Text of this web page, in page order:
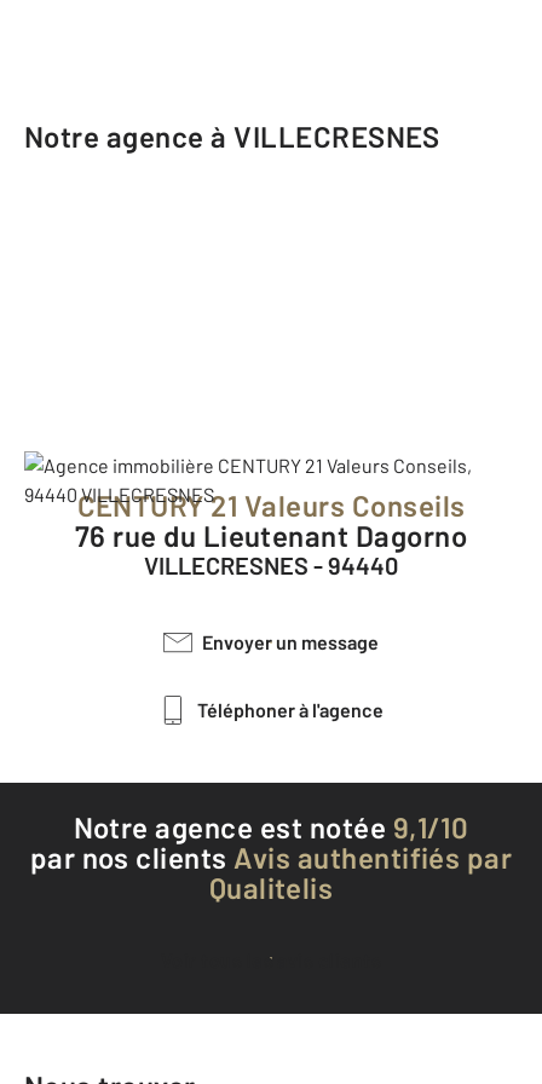
Notre agence à VILLECRESNES
CENTURY 21 Valeurs Conseils
76 rue du Lieutenant Dagorno
VILLECRESNES - 94440
Envoyer un message
Téléphoner à l'agence
Notre agence est notée 9,1/10
par nos clients Avis authentifiés par
Qualitelis
Voir tous les avis clients